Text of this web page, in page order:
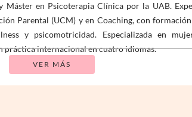
Máster en Psicoterapia Clínica por la UAB.
Parental (UCM) y en Coaching, con
y psicomotricidad. Especializada en
práctica internacional en cuatro idiomas.
VER MÁS